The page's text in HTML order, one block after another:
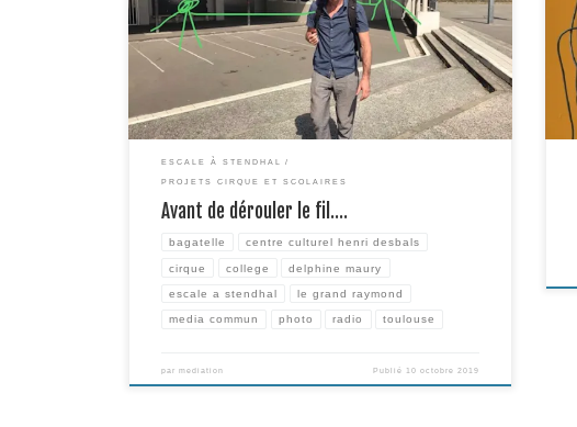
Ballade(s) Funambule(s)… Le 17 septembre dernier, une
plongée au cœur du quartier Bagatelle a permis de repérer les
espaces des différents rendez-vous (au collège, dans
l’espace public, au […]
ESCALE À STENDHAL
PROJETS CIRQUE ET SCOLAIRES
Avant de dérouler le fil….
bagatelle centre culturel henri desbals
cirque college delphine maury
escale a stendhal le grand raymond
media commun photo radio toulouse
par mediation Publié 10 octobre 2019